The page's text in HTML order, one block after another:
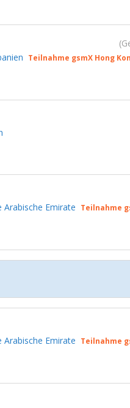
Teilnahme gsmX Hong
Emirate Teilnahme
Emirate Teilnahme